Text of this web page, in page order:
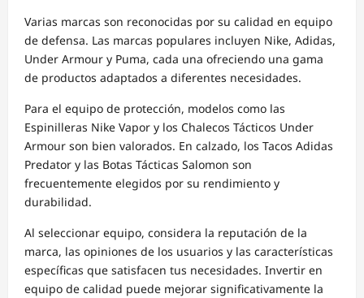
Varias marcas son reconocidas por su calidad en equipo
de defensa. Las marcas populares incluyen Nike, Adidas,
Under Armour y Puma, cada una ofreciendo una gama
de productos adaptados a diferentes necesidades.
Para el equipo de protección, modelos como las
Espinilleras Nike Vapor y los Chalecos Tácticos Under
Armour son bien valorados. En calzado, los Tacos Adidas
Predator y las Botas Tácticas Salomon son
frecuentemente elegidos por su rendimiento y
durabilidad.
Al seleccionar equipo, considera la reputación de la
marca, las opiniones de los usuarios y las características
específicas que satisfacen tus necesidades. Invertir en
equipo de calidad puede mejorar significativamente la